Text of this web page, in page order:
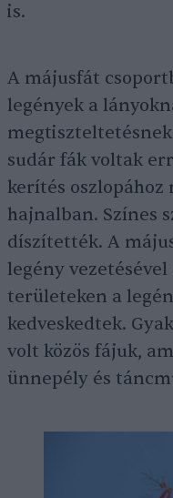
is.
A májusfát
legények a
sudár fák voltak
kerítés
hajnalban. Színes
díszítették. A
legény
területeken a
kedveskedtek.
volt közös fájuk,
ünnepély és